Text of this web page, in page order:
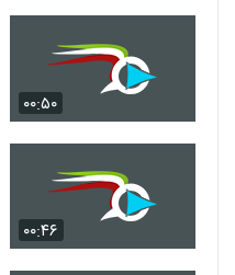
۰۰:۵۰
۰۰:۴۶